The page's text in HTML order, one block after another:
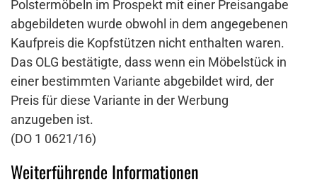
Polstermöbeln im Prospekt mit einer Preisangabe
abgebildeten wurde obwohl in dem angegebenen
Kaufpreis die Kopfstützen nicht enthalten waren.
Das OLG bestätigte, dass wenn ein Möbelstück in
einer bestimmten Variante abgebildet wird, der
Preis für diese Variante in der Werbung
anzugeben ist.
(DO 1 0621/16)
Weiterführende Informationen